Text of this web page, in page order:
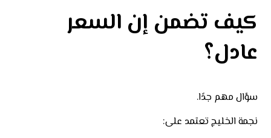
كيف تضمن إن السعر
عادل؟
سؤال مهم جدًا.
نجمة الخليج تعتمد على: